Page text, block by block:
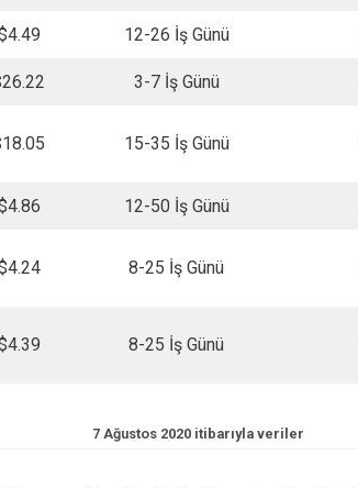
12-26 İş Günü
3-7 İş Günü
15-35 İş Günü
12-50 İş Günü
8-25 İş Günü
8-25 İş Günü
7 Ağustos 2020 itibarıyla veriler